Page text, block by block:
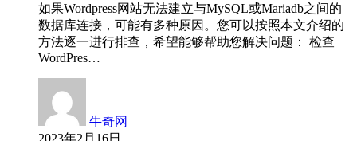
如果Wordpress网站无法建立与MySQL或Mariadb之间的
数据库连接，可能有多种原因。您可以按照本文介绍的
方法逐一进行排查，希望能够帮助您解决问题： 检查
WordPres…
牛奇网
2023年2月16日